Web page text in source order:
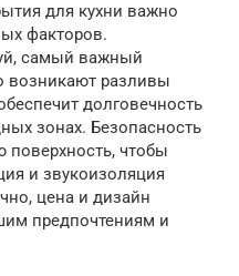
для кухни важно
факторов.
самый важный
возникают разливы
долговечность
зонах. Безопасность
поверхность, чтобы
и звукоизоляция
цена и дизайн
предпочтениям и